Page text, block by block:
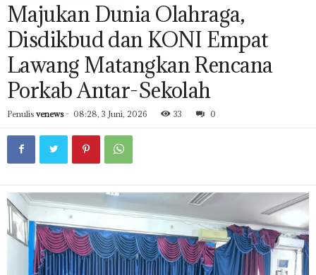
Majukan Dunia Olahraga,
Disdikbud dan KONI Empat
Lawang Matangkan Rencana
Porkab Antar-Sekolah
Penulis venews- 08:28, 3 Juni, 2026 33 0